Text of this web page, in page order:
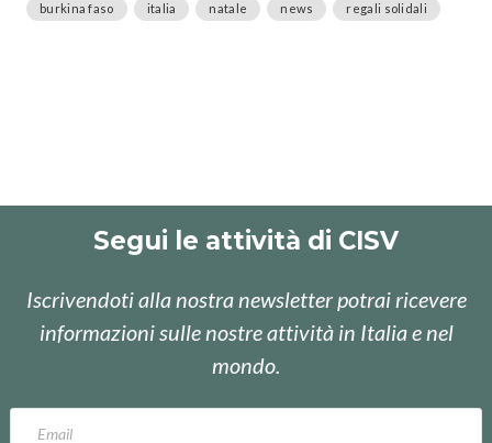
burkina faso italia natale news regali solidali
Segui le attività di CISV
Iscrivendoti alla nostra newsletter potrai ricevere
informazioni sulle nostre attività in Italia e nel
mondo.